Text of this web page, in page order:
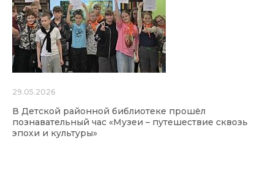
29.05.2026
В Детской районной библиотеке прошёл
познавательный час «Музеи – путешествие сквозь
эпохи и культуры»